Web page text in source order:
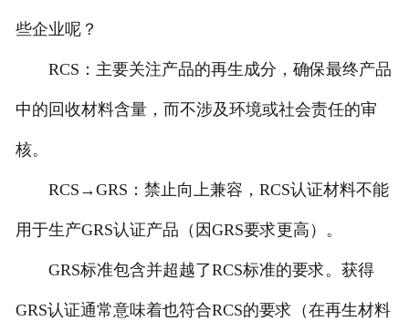
些企业呢？
RCS：主要关注产品的再生成分，确保最终产品
中的回收材料含量，而不涉及环境或社会责任的审
核。
RCS→GRS：禁止向上兼容，RCS认证材料不能
用于生产GRS认证产品（因GRS要求更高）。
GRS标准包含并超越了RCS标准的要求。获得
GRS认证通常意味着也符合RCS的要求（在再生材料